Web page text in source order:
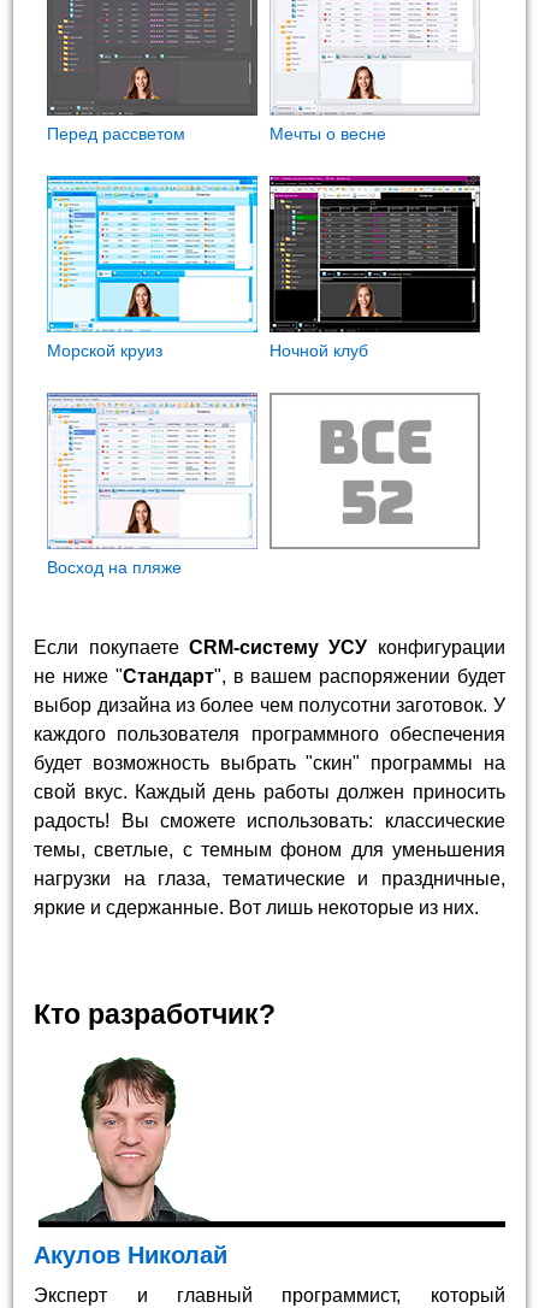
Перед рассветом Мечты о весне
Морской круиз Ночной клуб
Восход на пляже
Если покупаете CRM-систему УСУ конфигурации
не ниже "Стандарт", в вашем распоряжении будет
выбор дизайна из более чем полусотни заготовок. У
каждого пользователя программного обеспечения
будет возможность выбрать "скин" программы на
свой вкус. Каждый день работы должен приносить
радость! Вы сможете использовать: классические
темы, светлые, с темным фоном для уменьшения
нагрузки на глаза, тематические и праздничные,
яркие и сдержанные. Вот лишь некоторые из них.
Кто разработчик?
Акулов Николай
Эксперт и главный программист, который